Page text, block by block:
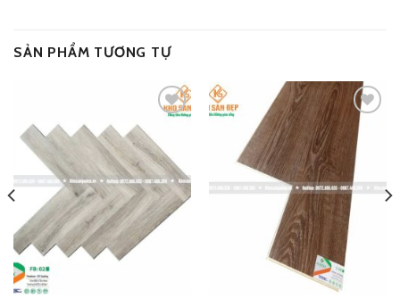
SẢN PHẨM TƯƠNG TỰ
wishlist
Add
to
wishlist